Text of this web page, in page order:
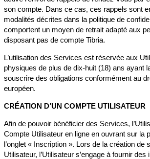
son compte. Dans ce cas, ces rappels sont
modalités décrites dans la politique de
comportent un moyen de retrait adapté aux
disposant pas de compte Tibria.
L’utilisation des Services est réservée aux
physiques de plus de dix-huit (18) ans ayant
souscrire des obligations conformément au
européen.
CRÉATION D’UN COMPTE UTILISATEUR
Afin de pouvoir bénéficier des Services,
Compte Utilisateur en ligne en ouvrant sur la
l’onglet « Inscription ». Lors de la création de
Utilisateur, l’Utilisateur s’engage à fournir